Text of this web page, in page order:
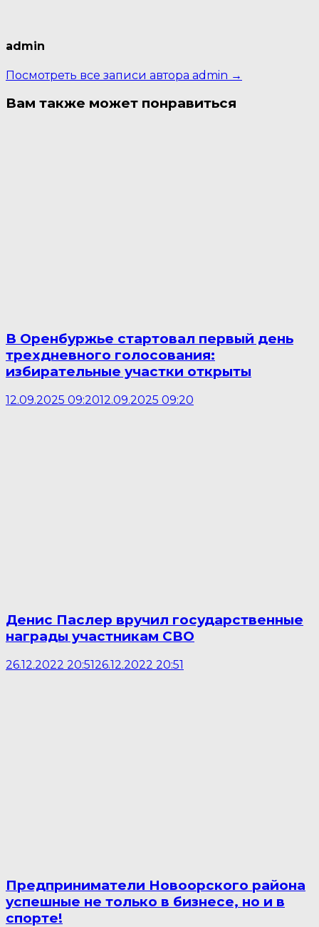
admin
Посмотреть все записи автора admin →
Вам также может понравиться
В Оренбуржье стартовал первый день
трехдневного голосования:
избирательные участки открыты
12.09.2025 09:2012.09.2025 09:20
Денис Паслер вручил государственные
награды участникам СВО
26.12.2022 20:5126.12.2022 20:51
Предприниматели Новоорского района
успешные не только в бизнесе, но и в
спорте!